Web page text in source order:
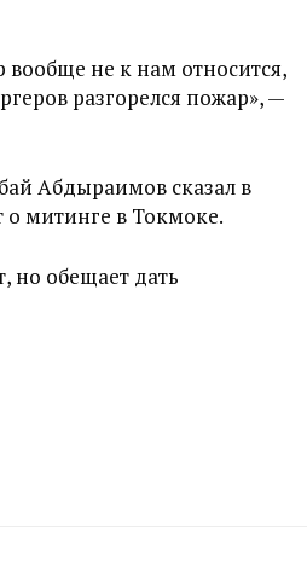
вообще не к нам относится,
разгорелся пожар», —
Абдыраимов сказал в
о митинге в Токмоке.
но обещает дать